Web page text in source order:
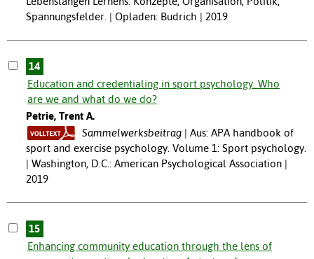
Spannungsfelder. | Opladen: Budrich | 2019
14
Education and credentialing in sport psychology. Who
are we and what do we do?
Petrie, Trent A.
Sammelwerksbeitrag
Aus: APA handbook of
sport and exercise psychology. Volume 1: Sport psychology.
| Washington, D.C.: American Psychological Association |
2019
15
Enhancing community education through the lens of